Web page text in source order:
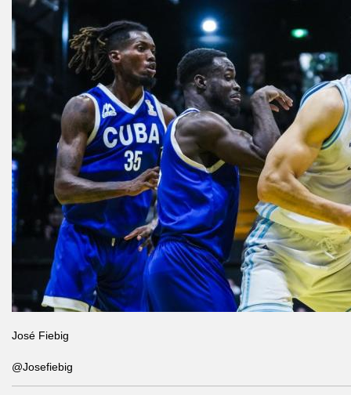
José Fiebig
@Josefiebig